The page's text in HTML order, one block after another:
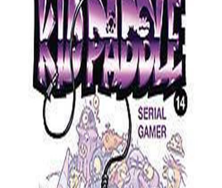
overeenstemming met onsprivacybeleid.